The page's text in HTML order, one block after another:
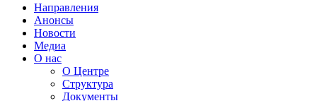
Направления
Анонсы
Новости
Медиа
О нас
О Центре
Структура
Документы